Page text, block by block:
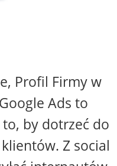
Profil Firmy w
Ads to
by dotrzeć do
Z social